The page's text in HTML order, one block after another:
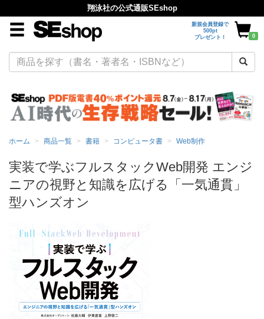
翔泳社の公式通販SEshop
新規会員登録で
500pt
プレゼント！
0
ホーム 商品一覧 書籍 コンピュータ書 Web制作
実装で学ぶフルスタックWeb開発 エンジ
ニアの視野と知識を広げる「一気通貫」
型ハンズオン